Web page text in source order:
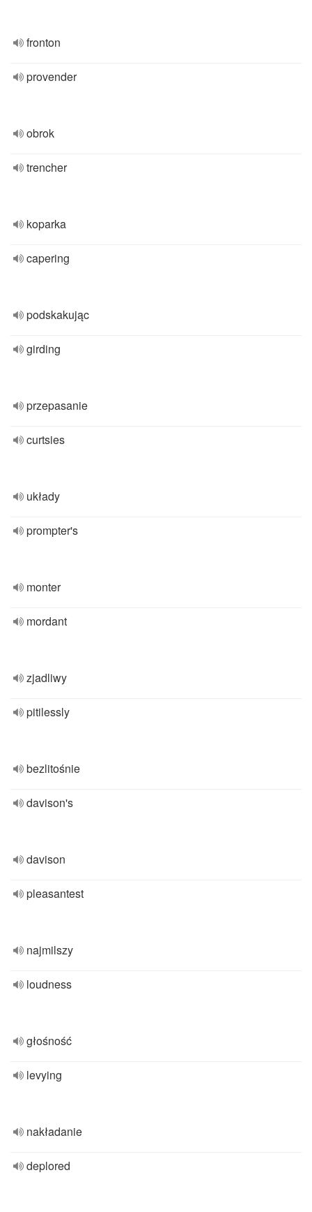
fronton
provender
obrok
trencher
koparka
capering
podskakując
girding
przepasanie
curtsies
układy
prompter's
monter
mordant
zjadliwy
pitilessly
bezlitośnie
davison's
davison
pleasantest
najmilszy
loudness
głośność
levying
nakładanie
deplored